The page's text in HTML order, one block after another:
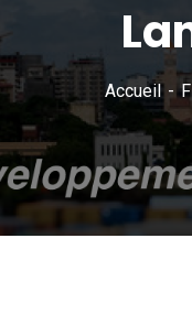
Accueil